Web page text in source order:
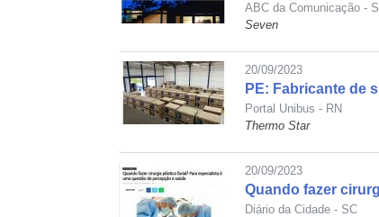
ABC da Comunicação -
Seven
20/09/2023
PE: Fabricante de
Portal Unibus - RN
Thermo Star
20/09/2023
Quando fazer
Diário da Cidade - SC